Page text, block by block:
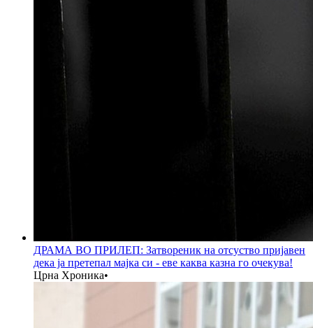
ДРАМА ВО ПРИЛЕП: Затвореник на отсуство пријавен
дека ја претепал мајка си - еве каква казна го очекува!
Црна Хроника•